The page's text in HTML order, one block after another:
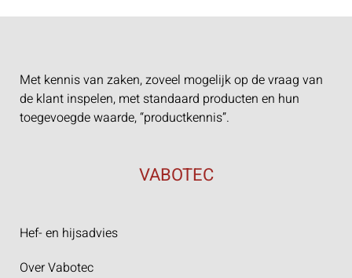
Met kennis van zaken, zoveel mogelijk op de vraag van
de klant inspelen, met standaard producten en hun
toegevoegde waarde, “productkennis”.
VABOTEC
Hef- en hijsadvies
Over Vabotec